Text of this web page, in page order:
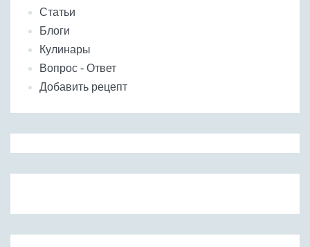
Статьи
Блоги
Кулинары
Вопрос - Ответ
Добавить рецепт